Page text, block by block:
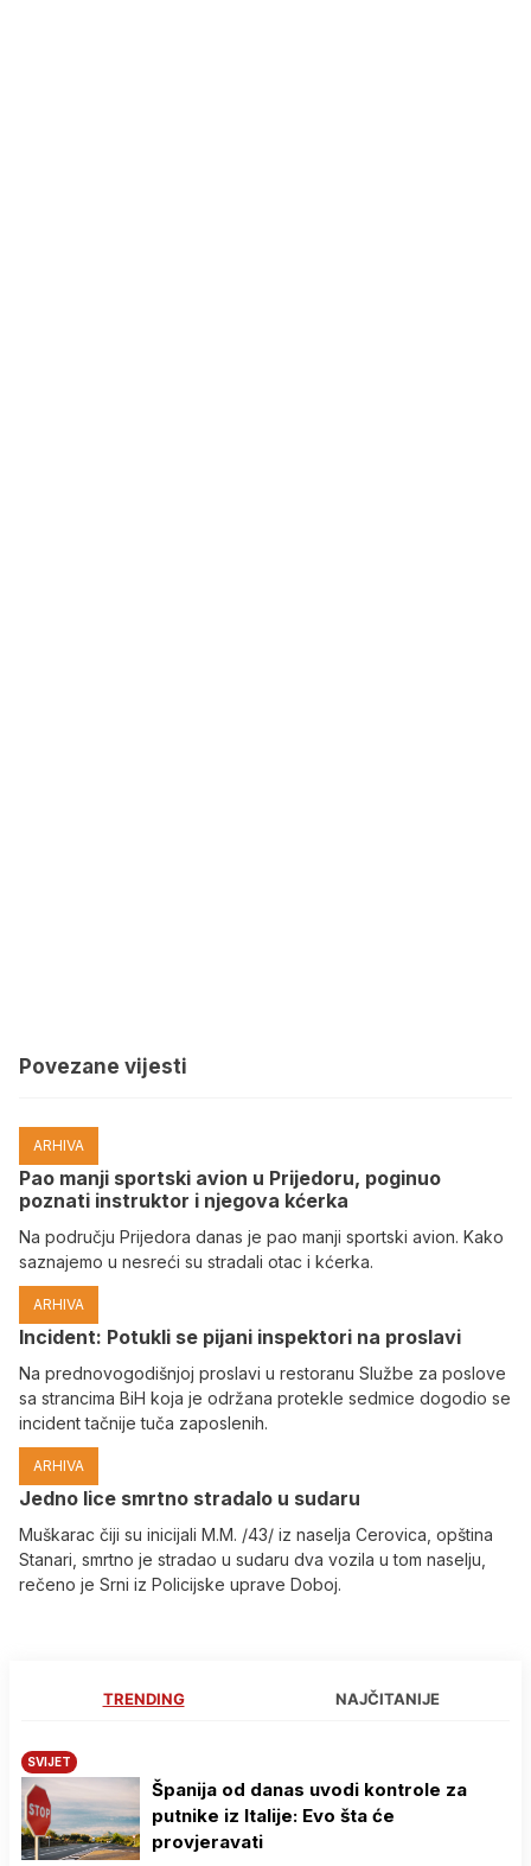
Povezane vijesti
ARHIVA
Pao manji sportski avion u Prijedoru, poginuo
poznati instruktor i njegova kćerka
Na području Prijedora danas je pao manji sportski avion. Kako
saznajemo u nesreći su stradali otac i kćerka.
ARHIVA
Incident: Potukli se pijani inspektori na proslavi
Na prednovogodišnjoj proslavi u restoranu Službe za poslove
sa strancima BiH koja je održana protekle sedmice dogodio se
incident tačnije tuča zaposlenih.
ARHIVA
Јedno lice smrtno stradalo u sudaru
Muškarac čiji su inicijali M.M. /43/ iz naselja Cerovica, opština
Stanari, smrtno je stradao u sudaru dva vozila u tom naselju,
rečeno je Srni iz Policijske uprave Doboj.
TRENDING NAJČITANIJE
SVIJET
Španija od danas uvodi kontrole za
putnike iz Italije: Evo šta će
provjeravati